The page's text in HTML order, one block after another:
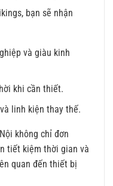
bạn sẽ nhận
và giàu kinh
khi cần thiết.
linh kiện thay thế.
không chỉ đơn
tiết kiệm thời gian và
quan đến thiết bị